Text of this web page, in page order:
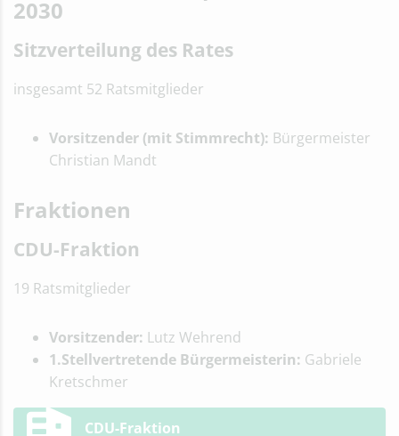
2030
Sitzverteilung des Rates
insgesamt 52 Ratsmitglieder
Vorsitzender (mit Stimmrecht): Bürgermeister
Christian Mandt
Fraktionen
CDU-Fraktion
19 Ratsmitglieder
Vorsitzender: Lutz Wehrend
1.Stellvertretende Bürgermeisterin: Gabriele
Kretschmer
CDU-Fraktion